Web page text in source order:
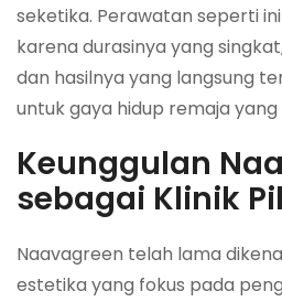
seketika. Perawatan seperti
karena durasinya yang
dan hasilnya yang langsung
untuk gaya hidup remaja yang
Keunggulan
sebagai Klinik
Naavagreen telah lama
estetika yang fokus pada